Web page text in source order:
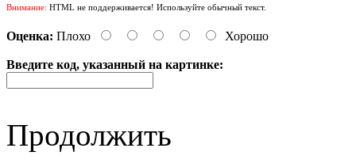
Внимание: HTML не поддерживается! Используйте обычный текст.
Оценка: Плохо Хорошо
Введите код, указанный на картинке:
Продолжить